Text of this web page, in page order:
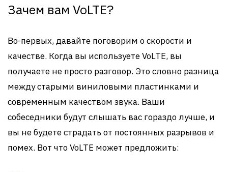
Зачем вам VoLTE?
Во-первых, давайте поговорим о скорости и
качестве. Когда вы используете VoLTE, вы
получаете не просто разговор. Это словно разница
между старыми виниловыми пластинками и
современным качеством звука. Ваши
собеседники будут слышать вас гораздо лучше, и
вы не будете страдать от постоянных разрывов и
помех. Вот что VoLTE может предложить: